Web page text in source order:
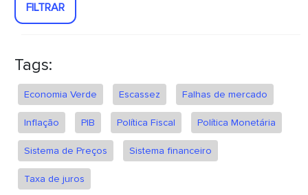
FILTRAR
Tags:
Economia Verde Escassez Falhas de mercado
Inflação PIB Política Fiscal Política Monetária
Sistema de Preços Sistema financeiro
Taxa de juros